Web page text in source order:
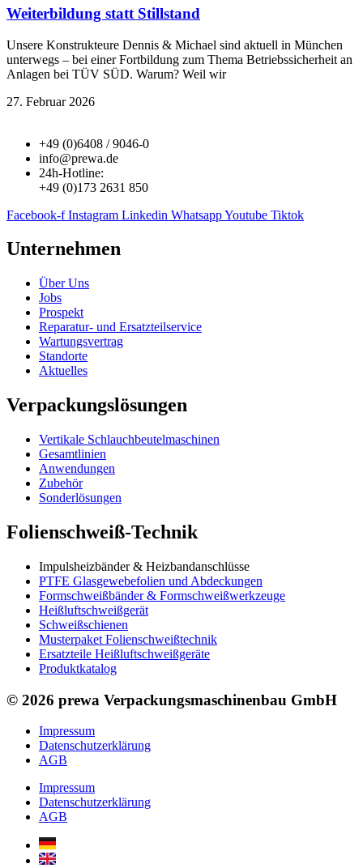
Weiterbildung statt Stillstand
Unsere Konstrukteure Dennis & Michael sind aktuell in München
unterwegs – bei einer Fortbildung zum Thema Betriebssicherheit an
Anlagen bei TÜV SÜD. Warum? Weil wir
27. Februar 2026
+49 (0)6408 / 9046-0
info@prewa.de
24h-Hotline:
+49 (0)173 2631 850
Facebook-f Instagram Linkedin WhatsappYoutube Tiktok
Unternehmen
Über Uns
Jobs
Prospekt
Reparatur- und Ersatzteil­service
Wartungsvertrag
Standorte
Aktuelles
Verpackungslösungen
Vertikale Schlauch­beutelmaschinen
Gesamtlinien
Anwendungen
Zubehör
Sonderlösungen
Folienschweiß-Technik
Impuls­heizbänder & Heizband­anschlüsse
PTFE Glas­gewebefolien und Abdeckungen
Formschweiß­bänder & Formschweiß­werkzeuge
Heißluftschweißgerät
Schweiß­schienen
Musterpaket Folienschweißtechnik
Ersatzteile Heißluftschweißgeräte
Produktkatalog
© 2026 prewa Verpackungsmaschinenbau GmbH
Impressum
Datenschutzerklärung
AGB
Impressum
Datenschutzerklärung
AGB